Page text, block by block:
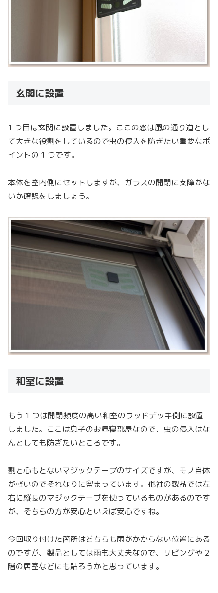
玄関に設置
1 つ目は玄関に設置しました。ここの窓は風の通り道とし
て大きな役割をしているので虫の侵入を防ぎたい重要なポ
イントの 1 つです。
本体を室内側にセットしますが、ガラスの開閉に支障がな
いか確認をしましょう。
和室に設置
もう 1 つは開閉頻度の高い和室のウッドデッキ側に設置
しました。ここは息子のお昼寝部屋なので、虫の侵入はな
んとしても防ぎたいところです。
割と心もとないマジックテープのサイズですが、モノ自体
が軽いのでそれなりに留まっています。他社の製品では左
右に縦長のマジックテープを使っているものがあるのです
が、そちらの方が安心といえば安心ですね。
今回取り付けた箇所はどちらも雨がかからない位置にある
のですが、製品としては雨も大丈夫なので、リビングや 2
階の居室などにも貼ろうかと思っています。